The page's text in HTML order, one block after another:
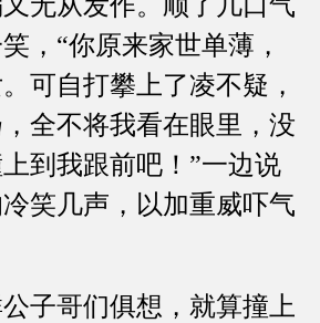
，“你原来家世单薄，
可自打攀上了凌不疑，
全不将我看在眼里，没
到我跟前吧！”一边说
笑几声，以加重威吓气
哥们俱想，就算撞上